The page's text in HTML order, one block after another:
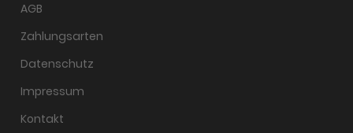
AGB
Zahlungsarten
Datenschutz
Impressum
Kontakt